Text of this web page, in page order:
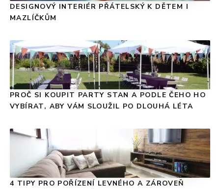
DESIGNOVÝ INTERIÉR PŘÁTELSKÝ K DĚTEM I
MAZLÍČKŮM
PROČ SI KOUPIT PARTY STAN A PODLE ČEHO HO
VYBÍRAT, ABY VÁM SLOUŽIL PO DLOUHÁ LÉTA
4 TIPY PRO POŘÍZENÍ LEVNÉHO A ZÁROVEŇ